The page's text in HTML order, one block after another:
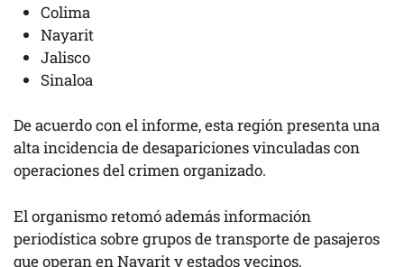
Colima
Nayarit
Jalisco
Sinaloa
De acuerdo con el informe, esta región presenta una
alta incidencia de desapariciones vinculadas con
operaciones del crimen organizado.
El organismo retomó además información
periodística sobre grupos de transporte de pasajeros
que operan en Nayarit y estados vecinos,